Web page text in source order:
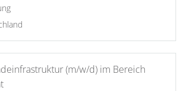
(m/w/d) im Bereich